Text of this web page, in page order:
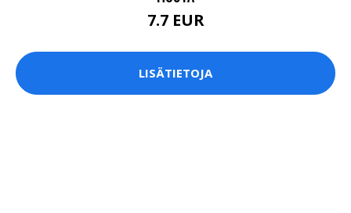
7.7 EUR
LISÄTIETOJA